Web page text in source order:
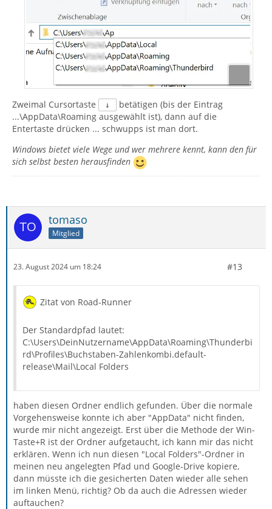
Zweimal Cursortaste ↓
betätigen (bis der Eintrag
...\AppData\Roaming ausgewählt ist), dann auf die
Entertaste drücken ... schwupps ist man dort.
Windows bietet viele Wege und wer mehrere kennt, kann den für
sich selbst besten herausfinden
tomaso
Mitglied
23. August 2024 um 18:24 #13
Zitat von Road-Runner
Der Standardpfad lautet:
C:\Users\DeinNutzername\AppData\Roaming\Thunderbi
rd\Profiles\Buchstaben-Zahlenkombi.default-
release\Mail\Local Folders
haben diesen Ordner endlich gefunden. Über die normale
Vorgehensweise konnte ich aber "AppData" nicht finden,
wurde mir nicht angezeigt. Erst über die Methode der Win-
Taste+R ist der Ordner aufgetaucht, ich kann mir das nicht
erklären. Wenn ich nun diesen "Local Folders"-Ordner in
meinen neu angelegten Pfad und Google-Drive kopiere,
dann müsste ich die gesicherten Daten wieder alle sehen
im linken Menü, richtig? Ob da auch die Adressen wieder
auftauchen?